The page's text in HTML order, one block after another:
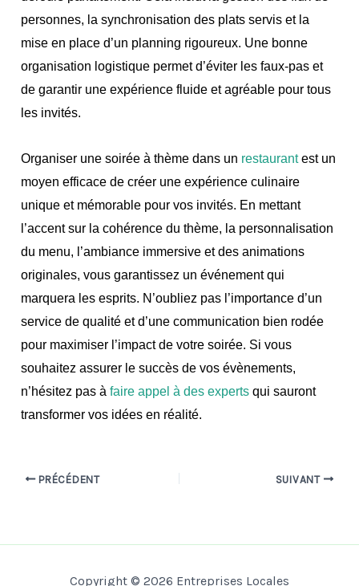
personnes, la synchronisation des plats servis et la
mise en place d’un planning rigoureux. Une bonne
organisation logistique permet d’éviter les faux-pas et
de garantir une expérience fluide et agréable pour tous
les invités.
Organiser une soirée à thème dans un restaurantest un
moyen efficace de créer une expérience culinaire
unique et mémorable pour vos invités. En mettant
l’accent sur la cohérence du thème, la personnalisation
du menu, l’ambiance immersive et des animations
originales, vous garantissez un événement qui
marquera les esprits. N’oubliez pas l’importance d’un
service de qualité et d’une communication bien rodée
pour maximiser l’impact de votre soirée. Si vous
souhaitez assurer le succès de vos évènements,
n’hésitez pas àfaire appel à des experts qui sauront
transformer vos idées en réalité.
PRÉCÉDENT SUIVANT
Copyright © 2026 Entreprises Locales